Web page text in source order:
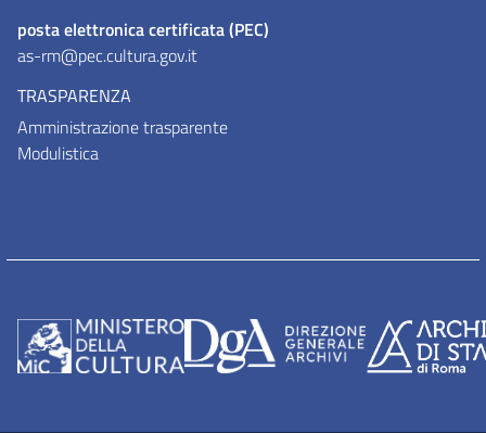
posta elettronica certificata (PEC)
as-rm@pec.cultura.gov.it
TRASPARENZA
Amministrazione trasparente
Modulistica